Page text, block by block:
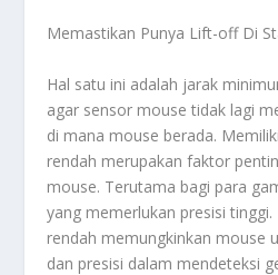
Memastikan Punya Lift-off Di
Hal satu ini adalah jarak
agar sensor mouse tidak lagi
di mana mouse berada.
rendah merupakan faktor
mouse. Terutama bagi para
yang memerlukan presisi
rendah memungkinkan mouse
dan presisi dalam mendeteksi